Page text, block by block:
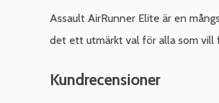
Assault AirRunner Elite är en
det ett utmärkt val för alla som vill
Kundrecensioner